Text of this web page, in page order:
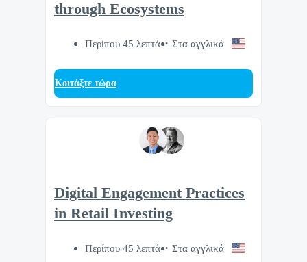
through Ecosystems
Περίπου 45 λεπτά Στα αγγλικά
Κοιτάξτε τώρα
Digital Engagement Practices
in Retail Investing
Περίπου 45 λεπτά Στα αγγλικά